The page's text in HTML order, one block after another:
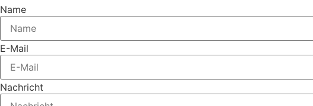
Name
E-Mail
Nachricht